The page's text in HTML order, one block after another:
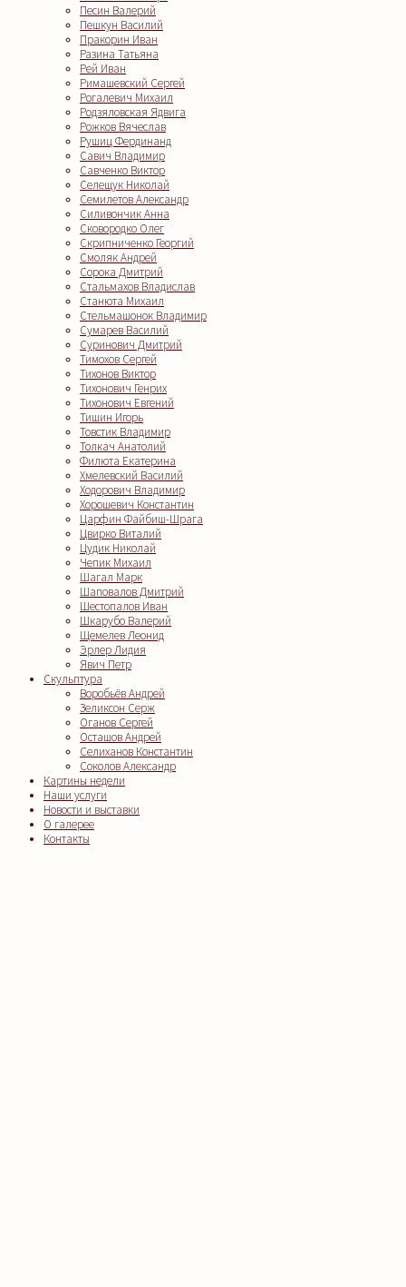
Песин Валерий
Пешкун Василий
Пракорин Иван
Разина Татьяна
Рей Иван
Римашевский Сергей
Рогалевич Михаил
Родзяловская Ядвига
Рожков Вячеслав
Рушиц Фердинанд
Савич Владимир
Савченко Виктор
Селещук Николай
Семилетов Александр
Силивончик Анна
Сковородко Олег
Скрипниченко Георгий
Смоляк Андрей
Сорока Дмитрий
Стальмахов Владислав
Станюта Михаил
Стельмашонок Владимир
Сумарев Василий
Суринович Дмитрий
Тимохов Сергей
Тихонов Виктор
Тихонович Генрих
Тихонович Евгений
Тишин Игорь
Товстик Владимир
Толкач Анатолий
Филюта Екатерина
Хмелевский Василий
Ходорович Владимир
Хорошевич Константин
Царфин Файбиш-Шрага
Цвирко Виталий
Цудик Николай
Чепик Михаил
Шагал Марк
Шаповалов Дмитрий
Шестопалов Иван
Шкарубо Валерий
Щемелев Леонид
Эрлер Лидия
Явич Петр
Скульптура
Воробьёв Андрей
Зеликсон Серж
Оганов Сергей
Осташов Андрей
Селиханов Константин
Соколов Александр
Картины недели
Наши услуги
Новости и выставки
О галерее
Контакты